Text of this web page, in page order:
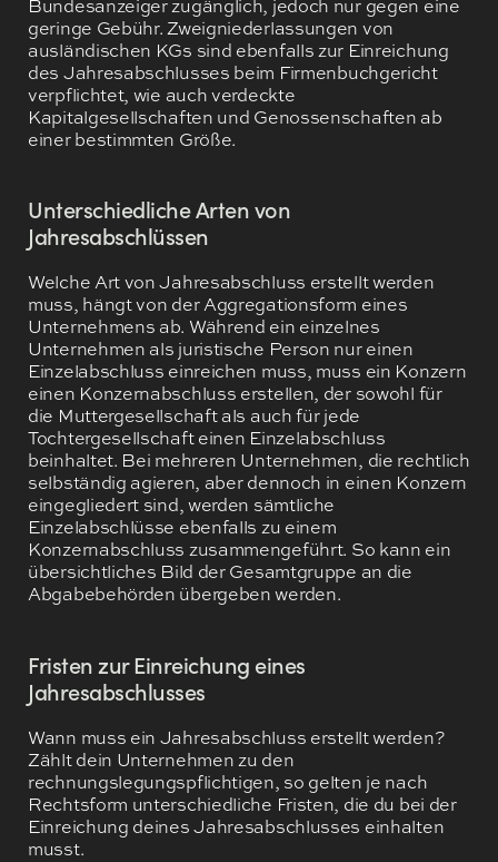
Bundesanzeiger zugänglich, jedoch nur gegen eine
geringe Gebühr. Zweigniederlassungen von
ausländischen KGs sind ebenfalls zur Einreichung
des Jahresabschlusses beim Firmenbuchgericht
verpflichtet, wie auch verdeckte
Kapitalgesellschaften und Genossenschaften ab
einer bestimmten Größe.
Unterschiedliche Arten von
Jahresabschlüssen
Welche Art von Jahresabschluss erstellt werden
muss, hängt von der Aggregationsform eines
Unternehmens ab. Während ein einzelnes
Unternehmen als juristische Person nur einen
Einzelabschluss einreichen muss, muss ein Konzern
einen Konzernabschluss erstellen, der sowohl für
die Muttergesellschaft als auch für jede
Tochtergesellschaft einen Einzelabschluss
beinhaltet. Bei mehreren Unternehmen, die rechtlich
selbständig agieren, aber dennoch in einen Konzern
eingegliedert sind, werden sämtliche
Einzelabschlüsse ebenfalls zu einem
Konzernabschluss zusammengeführt. So kann ein
übersichtliches Bild der Gesamtgruppe an die
Abgabebehörden übergeben werden.
Fristen zur Einreichung eines
Jahresabschlusses
Wann muss ein Jahresabschluss erstellt werden?
Zählt dein Unternehmen zu den
rechnungslegungspflichtigen, so gelten je nach
Rechtsform unterschiedliche Fristen, die du bei der
Einreichung deines Jahresabschlusses einhalten
musst.